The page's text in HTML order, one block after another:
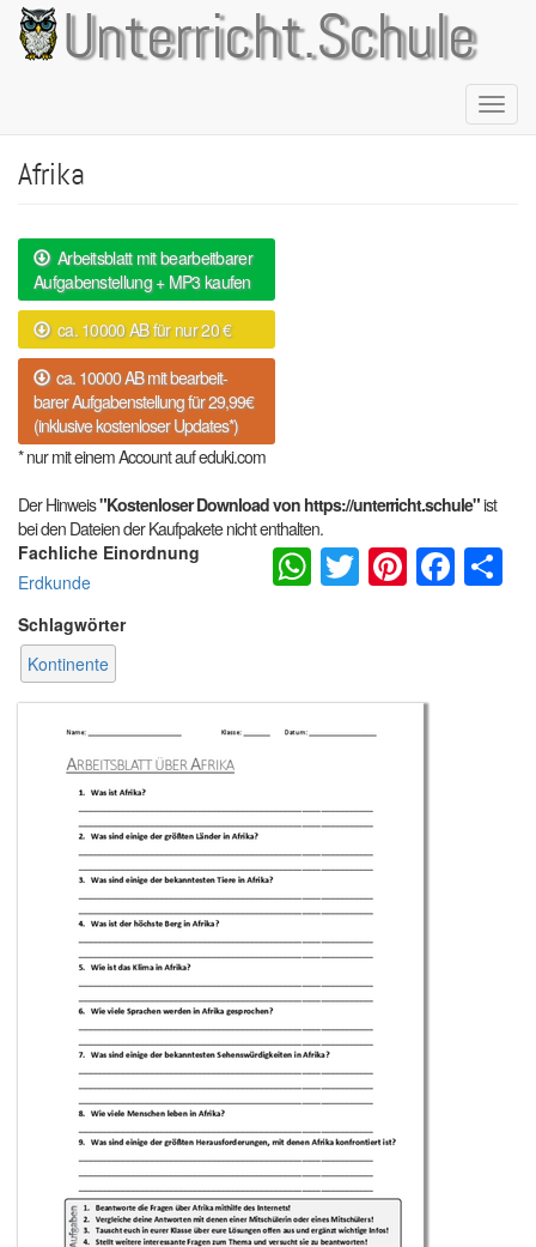
Direkt
zum
Inhalt
Unterricht.Schule
Afrika
Arbeitsblatt mit bearbeitbarer
Aufgabenstellung + MP3 kaufen
ca. 10000 AB für nur 20 €
ca. 10000 AB mit bearbeit-
barer Aufgabenstellung für 29,99€
(inklusive kostenloser Updates*)
* nur mit einem Account auf eduki.com
Der Hinweis"Kostenloser Download von https://unterricht.schule"ist
bei den Dateien der Kaufpakete nicht enthalten.
Fachliche Einordnung
Erdkunde
Schlagwörter
Kontinente
WhatsApp
Twitter